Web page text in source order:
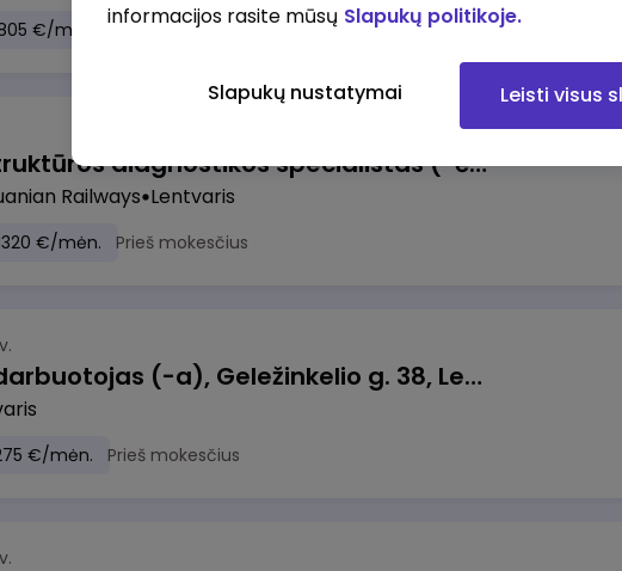
€/mėn. Prieš mokesčius
Infrastruktūros diagnostikos specialistas (-ė) (Lentvaris, LT)
Railways Lentvaris
€/mėn. Prieš mokesčius
Salės darbuotojas (-a), Geležinkelio g. 38, Lentvaris
€/mėn. Prieš mokesčius
informacijos rasite mūsų Slapukų politikoje.
Slapukų nustatymai Leisti visus